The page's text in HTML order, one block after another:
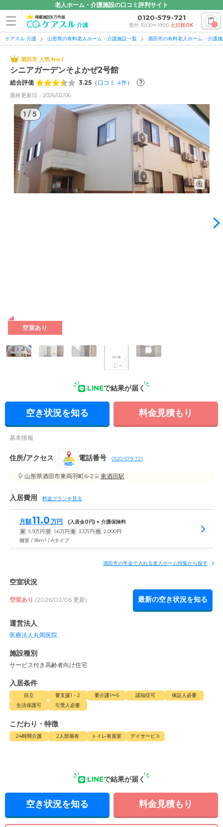
老人ホーム・介護施設の口コミ評判サイト
掲載施設5万件超 0120-579-721
受付 10:00〜19:00土日祝OK 0
ケアスル 介護 山形県の有料老人ホーム・介護施設一覧 酒田市の有料老人ホーム・介護
酒田市 人気 No.1
シニアガーデンそよかぜ2号館
総合評価 3.25 （ 口コミ 4件） ?
最終更新日：2026/02/06
1 /5
1/5
外観: 酒田市東両羽町に位置するサービス付き高齢者向け住
空室あり
LINEで結果が届く
空き状況を知る 料金見積もり
基本情報
住所/アクセス
地図
電話番号 0120-579-721
山形県酒田市東両羽町6-2 東酒田駅
入居費用 料金プランを見る
月額11.0 万円 (入居金0 円) + 介護保険料
家 5.9万円 管 1.6万円 食 3.3万円 他 2,000円
個室 / 18m2 / Aタイプ
酒田市の年金で入れる老人ホーム特集から探す
空室状況
空室あり (2026/02/06 更新) 最新の空き状況を知る
運営法人
医療法人丸岡医院
施設種別
サービス付き高齢者向け住宅
入居条件
自立 要支援1・2 要介護1〜5 認知症可
保証人必要
生活保護可
引受人必要
こだわり・特徴
24時間介護 2人部屋有 トイレ有居室 デイサービス
LINEで結果が届く
空き状況を知る 料金見積もり